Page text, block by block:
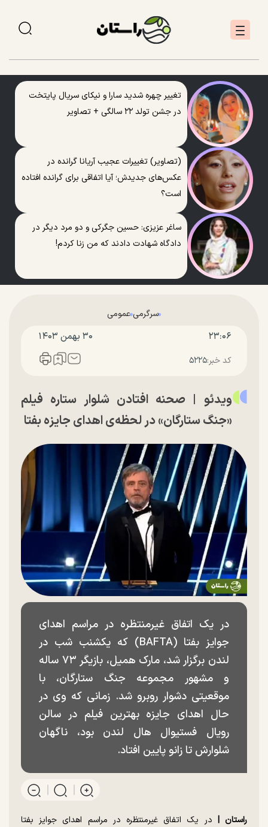
تغییر چهره شدید سارا و نیکای سریال پایتخت
در جشن تولد ۲۲ سالگی + تصاویر
(تصاویر) تغییرات عجیب آریانا گرانده در
عکس‌های جدیدش؛ آیا اتفاقی برای گرانده افتاده
است؟
ساغر عزیزی: حسین جگرکی و دو مرد دیگر در
دادگاه شهادت دادند که من زنا کردم!
سرگرمی عمومی
۲۳:۰۶ ۳۰ بهمن ۱۴۰۳
کد خبر:۵۲۲۵
ویدئو |‌ صحنه افتادن شلوار ستاره فیلم
«جنگ ستارگان» در لحظه‌ی اهدای جایزه بفتا
در یک اتفاق غیرمنتظره در مراسم اهدای
جوایز بفتا (BAFTA) که یکشنب شب در
لندن برگزار شد، مارک همیل، بازیگر ۷۳ ساله
و مشهور مجموعه جنگ ستارگان، با
موقعیتی دشوار روبرو شد. زمانی که وی در
حال اهدای جایزه بهترین فیلم در سالن
رویال فستیوال هال لندن بود، ناگهان
شلوارش تا زانو پایین افتاد.
راستان | در یک اتفاق غیرمنتظره در مراسم اهدای جوایز بفتا